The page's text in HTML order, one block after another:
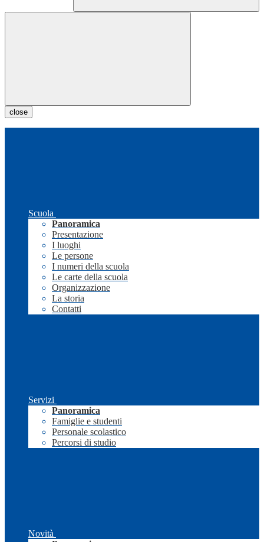
close
Scuola
Panoramica
Presentazione
I luoghi
Le persone
I numeri della scuola
Le carte della scuola
Organizzazione
La storia
Contatti
Servizi
Panoramica
Famiglie e studenti
Personale scolastico
Percorsi di studio
Novità